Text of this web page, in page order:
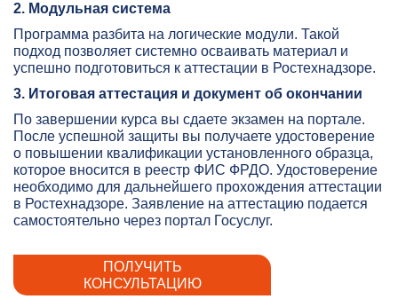
2. Модульная система
Программа разбита на логические модули. Такой
подход позволяет системно осваивать материал и
успешно подготовиться к аттестации в Ростехнадзоре.
3. Итоговая аттестация и документ об окончании
По завершении курса вы сдаете экзамен на портале.
После успешной защиты вы получаете удостоверение
о повышении квалификации установленного образца,
которое вносится в реестр ФИС ФРДО. Удостоверение
необходимо для дальнейшего прохождения аттестации
в Ростехнадзоре. Заявление на аттестацию подается
самостоятельно через портал Госуслуг.
ПОЛУЧИТЬ
КОНСУЛЬТАЦИЮ